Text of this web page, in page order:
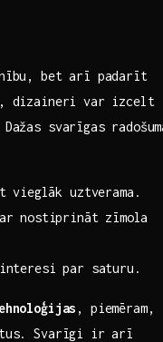
bet arī padarīt⁤
, dizaineri var izcelt
svarīgas
uztverama.
nostiprināt ⁤zīmola
par saturu.
,​ piemēram,
Svarīgi ‍ir arī